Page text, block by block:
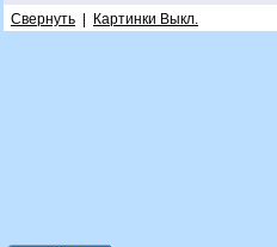
Свернуть Картинки Выкл.